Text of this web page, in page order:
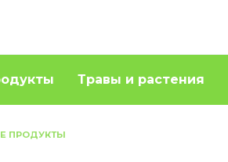
Травы и растения
ПРОДУКТЫ